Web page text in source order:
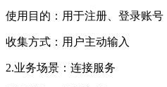
使用目的：用于注册、登录账号
收集方式：用户主动输入
2.业务场景：连接服务